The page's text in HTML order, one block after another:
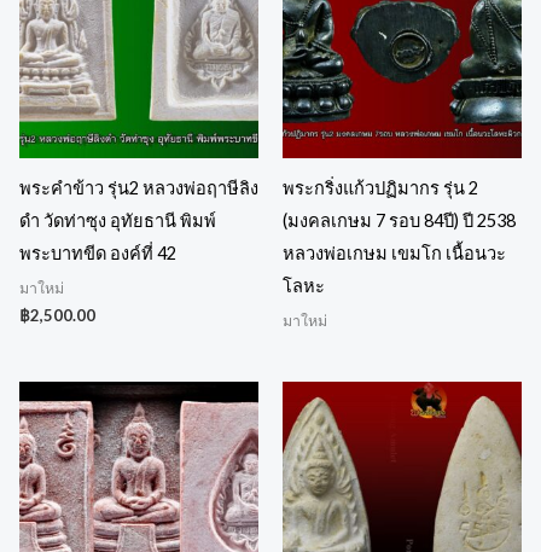
พระคำข้าว รุ่น2 หลวงพ่อฤาษีลิง
ดำ วัดท่าซุง อุทัยธานี พิมพ์
พระบาทขีด องค์ที่ 42
มาใหม่
฿2,500.00
พระกริ่งแก้วปฏิมากร รุ่น 2
(มงคลเกษม 7 รอบ 84ปี) ปี 2538
หลวงพ่อเกษม เขมโก เนื้อนวะ
โลหะ
มาใหม่